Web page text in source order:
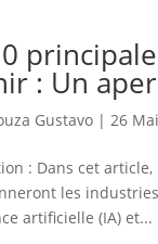
: Un
Gustavo |26
: Dans cet
les
artificielle (IA) et...